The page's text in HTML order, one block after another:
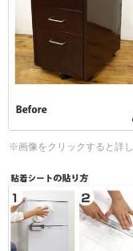
※画像をクリックすると詳